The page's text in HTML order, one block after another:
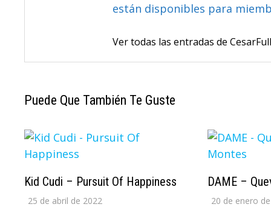
están disponibles para
Ver todas las entradas de
Puede Que También Te Guste
Kid Cudi – Pursuit Of Happiness
25 de abril de 2022
DAME –
20 de enero